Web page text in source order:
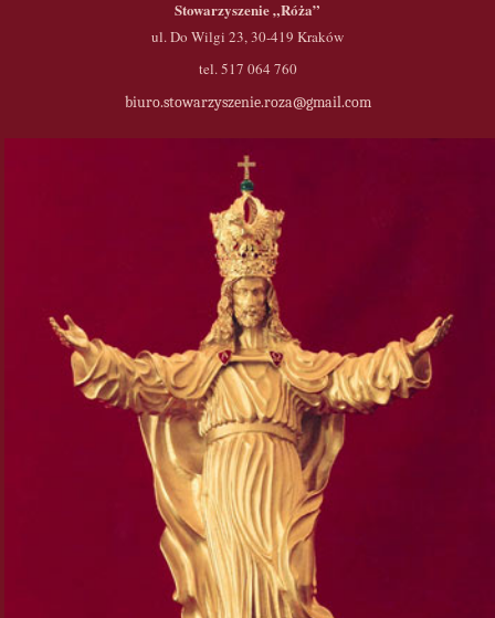
Stowarzyszenie„Róża”
ul. Do Wilgi 23, 30-419 Kraków
tel. 517 064 760
biuro.stowarzyszenie.roza@gmail.com